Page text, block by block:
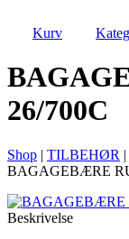
Kurv
26/700C
Shop | TILBEHØR |
BAGAGEBÆRE
Beskrivelse